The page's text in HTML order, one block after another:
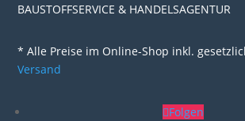
BAUSTOFFSERVICE & HANDELSAGENTUR
* Alle Preise im Online-Shop inkl.
Versand
Folgen